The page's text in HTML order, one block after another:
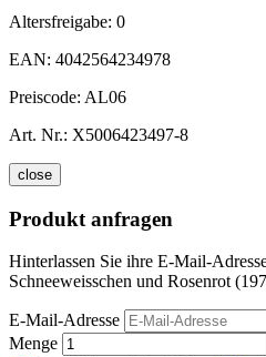
Altersfreigabe: 0
EAN: 4042564234978
Preiscode: AL06
Art. Nr.: X5006423497-8
close
Produkt anfragen
Hinterlassen Sie ihre E-Mail-
Schneeweisschen und Rosenrot
E-Mail-Adresse
Menge